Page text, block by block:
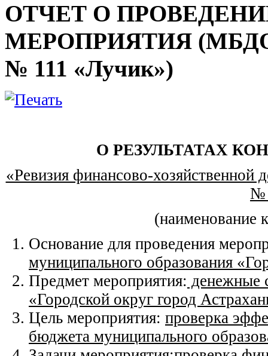
ОТЧЕТ О
МЕРОПРИЯТИЯ (МБДОУ
№ 111 «Лучик»)
О РЕЗУЛЬТАТАХ
«Ревизия финансово-
№
(наименование
Основание для проведения
муниципального образования
Предмет мероприятия: денежные
«Городской округ город
Цель мероприятия: проверка
бюджета муниципального